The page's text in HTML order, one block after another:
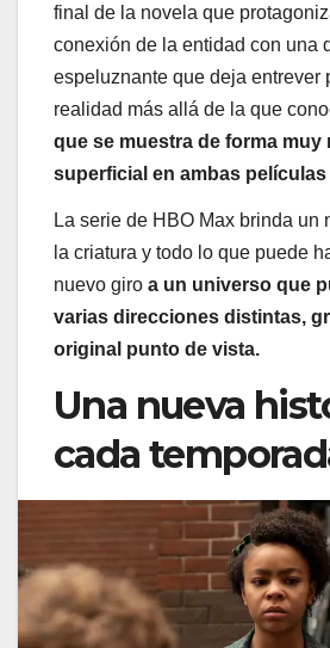
final de la novela que
conexión de la entidad con una
espeluznante que deja entrever
realidad más allá de la que
que se muestra de forma muy
superficial en ambas películas
La serie de HBO Max brinda un
la criatura y todo lo que puede
nuevo giro a un universo que
varias direcciones distintas,
original punto de vista.
Una nueva
cada